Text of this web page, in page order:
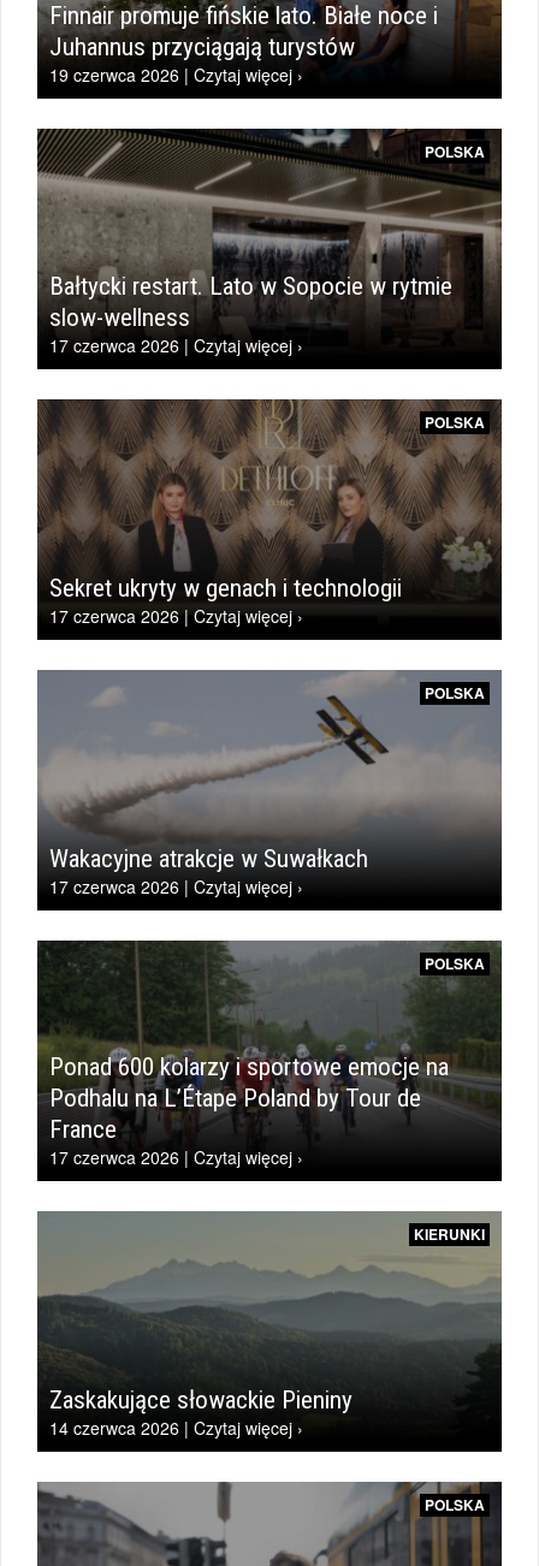
Finnair promuje fińskie lato. Białe noce i
Juhannus przyciągają turystów
19 czerwca 2026 | Czytaj więcej ›
POLSKA
Bałtycki restart. Lato w Sopocie w rytmie
slow-wellness
17 czerwca 2026 | Czytaj więcej ›
POLSKA
Sekret ukryty w genach i technologii
17 czerwca 2026 | Czytaj więcej ›
POLSKA
Wakacyjne atrakcje w Suwałkach
17 czerwca 2026 | Czytaj więcej ›
POLSKA
Ponad 600 kolarzy i sportowe emocje na
Podhalu na L’Étape Poland by Tour de
France
17 czerwca 2026 | Czytaj więcej ›
KIERUNKI
Zaskakujące słowackie Pieniny
14 czerwca 2026 | Czytaj więcej ›
POLSKA